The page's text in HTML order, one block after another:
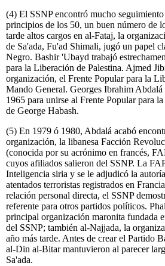
(4) El SSNP encontró mucho
principios de los 50, un buen número de
tarde altos cargos en al-Fataj, la
de Sa'ada, Fu'ad Shimali, jugó un papel
Negro. Bashir 'Ubayd trabajó
para la Liberación de Palestina. Ajmed
organización, el Frente Popular para la
Mando General. Georges Ibrahim Abdalá
1965 para unirse al Frente Popular para
de George Habash.
(5) En 1979 ó 1980, Abdalá acabó
organización, la libanesa Facción
(conocida por su acrónimo en francés,
cuyos afiliados salieron del SSNP. La
Inteligencia siria y se le adjudicó la
atentados terroristas registrados en
relación personal directa, el SSNP
referente para otros partidos políticos.
principal organización maronita fundada
del SSNP; también al-Najjada, la
año más tarde. Antes de crear el Partido
al-Din al-Bitar mantuvieron al parecer
Sa'ada.